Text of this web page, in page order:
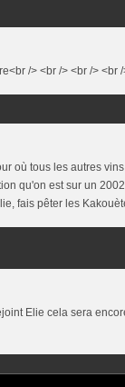
/> <br /> <br /> <br /
où tous les autres
qu'on est sur un
fais pêter les
Elie cela sera